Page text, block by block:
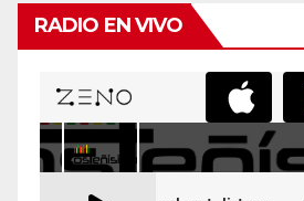
RADIO EN VIVO